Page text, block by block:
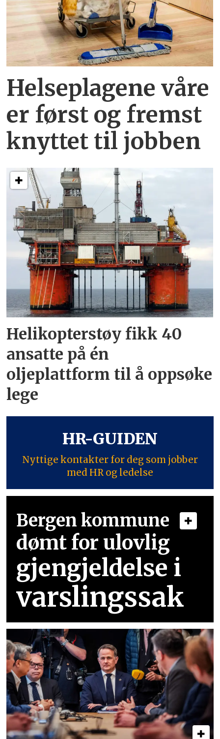
Helseplagene våre
er først og fremst
knyttet til jobben
Helikopterstøy fikk 40
ansatte på én
oljeplattform til å oppsøke
lege
HR-GUIDEN
Nyttige kontakter for deg som jobber
med HR og ledelse
Bergen kommune
dømt for ulovlig
gjengjeldelse i
varslingssak